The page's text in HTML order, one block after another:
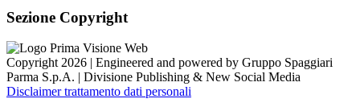
Sezione Copyright
Copyright 2026 | Engineered and powered by Gruppo Spaggiari
Parma S.p.A. | Divisione Publishing & New Social Media
Disclaimer trattamento dati personali